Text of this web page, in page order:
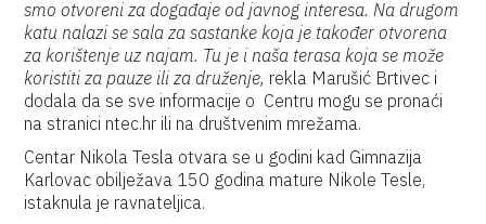
smo otvoreni za događaje od javnog interesa. Na drugom
katu nalazi se sala za sastanke koja je također otvorena
za korištenje uz najam. Tu je i naša terasa koja se može
koristiti za pauze ili za druženje, rekla Marušić Brtivec i
dodala da se sve informacije o Centru mogu se pronaći
na stranici ntec.hr ili na društvenim mrežama.
Centar Nikola Tesla otvara se u godini kad Gimnazija
Karlovac obilježava 150 godina mature Nikole Tesle,
istaknula je ravnateljica.